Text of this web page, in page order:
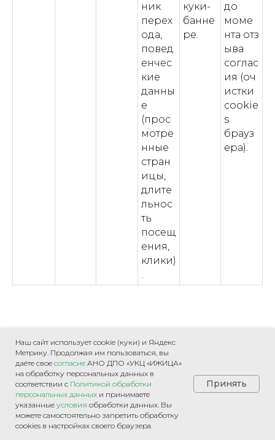
ник
перех
ода,
повед
енчес
кие
данны
е
(прос
мотре
нные
стран
ицы,
длите
льнос
ть
посещ
ения,
клики)
.
куки-
банне
ре.
до
моме
нта отз
ыва
соглас
ия (оч
истки
cookie
s
брауз
ера).
Наш сайт использует cookie (куки) и Яндекс
Метрику. Продолжая им пользоваться, вы
даёте свое согласие АНО ДПО «УКЦ «ИЖИЦА»
на обработку персональных данных в
соответствии с Политикой обработки
персональных данных и принимаете
указанные условия обработки данных. Вы
можете самостоятельно запретить обработку
cookies в настройках своего браузера.
Принять
О ЦЕНТРЕ